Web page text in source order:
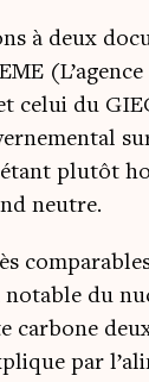
à deux
celui du
plu­tôt
neutre.
notable du
car­bone
par